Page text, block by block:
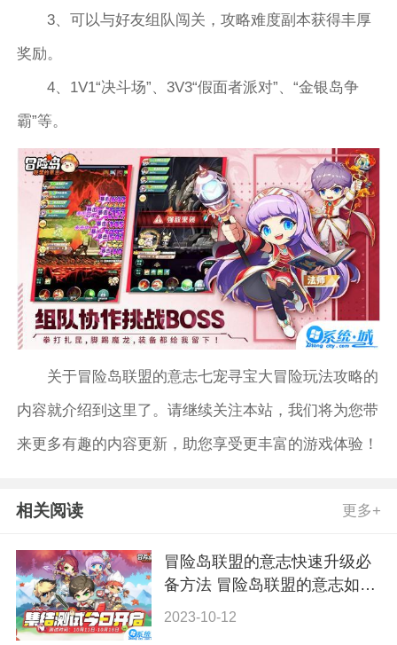
3、可以与好友组队闯关，攻略难度副本获得丰厚
奖励。
4、1V1“决斗场”、3V3“假面者派对”、“金银岛争
霸”等。
关于冒险岛联盟的意志七宠寻宝大冒险玩法攻略的
内容就介绍到这里了。请继续关注本站，我们将为您带
来更多有趣的内容更新，助您享受更丰富的游戏体验！
相关阅读 更多+
冒险岛联盟的意志快速升级必
备方法 冒险岛联盟的意志如何
快速升级
2023-10-12